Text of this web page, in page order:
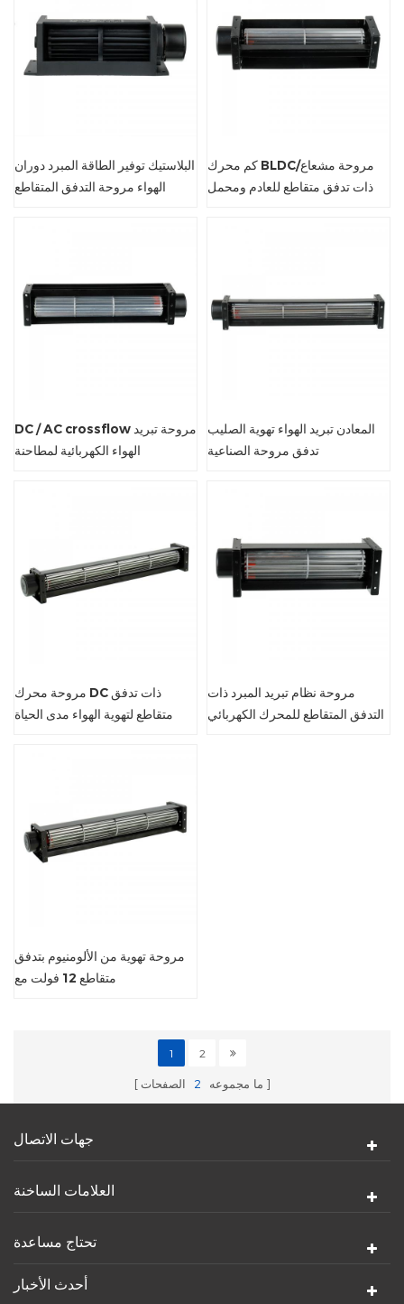
البلاستيك توفير الطاقة المبرد دوران
الهواء مروحة التدفق المتقاطع
كم محرك BLDC/مروحة مشعاع
ذات تدفق متقاطع للعادم ومحمل
DC / AC crossflow مروحة تبريد
الهواء الكهربائية لمطاحنة
المعادن تبريد الهواء تهوية الصليب
تدفق مروحة الصناعية
مروحة محرك DC ذات تدفق
متقاطع لتهوية الهواء مدى الحياة
مروحة نظام تبريد المبرد ذات
التدفق المتقاطع للمحرك الكهربائي
مروحة تهوية من الألومنيوم بتدفق
متقاطع 12 فولت مع
1 2
ما مجموعه 2 الصفحات
جهات الاتصال
العلامات الساخنة
تحتاج مساعدة
أحدث الأخبار